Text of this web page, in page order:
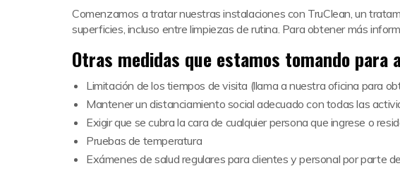
Comenzamos a tratar nuestras instalaciones con TruClean, un
superficies, incluso entre limpiezas de rutina. Para obtener más
Otras medidas que estamos tomando
Limitación de los tiempos de visita (llama a nuestra oficina para
Mantener un distanciamiento social adecuado con todas las
Exigir que se cubra la cara de cualquier persona que ingrese o
Pruebas de temperatura
Exámenes de salud regulares para clientes y personal por parte